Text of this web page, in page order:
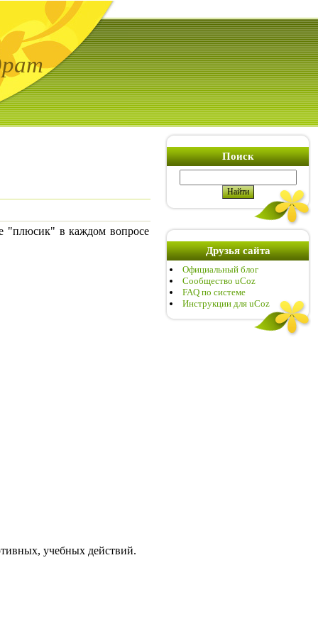
в каждом вопросе
учебных действий.
Поиск
Друзья сайта
Официальный блог
Сообщество uCoz
FAQ по системе
Инструкции для uCoz